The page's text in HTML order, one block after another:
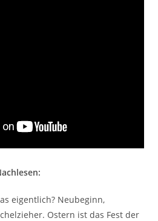
eigentlich? Neubeginn,
Ostern ist das Fest der